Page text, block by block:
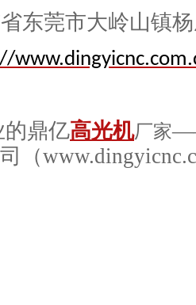
东莞市大岭山镇
鼎亿高光机厂家
（